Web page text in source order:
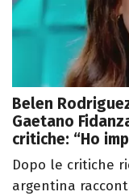
Belen
Gaetano
critiche: “Ho
Dopo le critiche
argentina